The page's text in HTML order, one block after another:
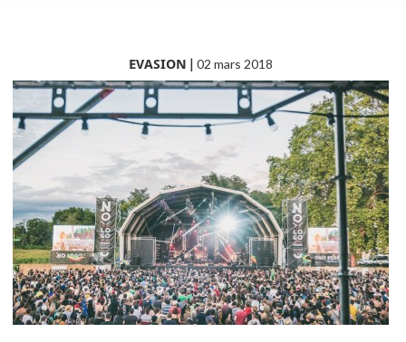
EVASION |02 mars 2018